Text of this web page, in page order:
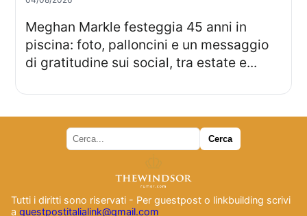
Meghan Markle festeggia 45 anni in
piscina: foto, palloncini e un messaggio
di gratitudine sui social, tra estate e...
Tutti i diritti sono riservati - Per guestpost o linkbuilding scrivi
a guestpostitalialink@gmail.com